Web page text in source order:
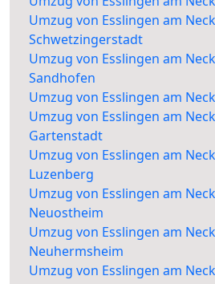
Umzug von Esslingen am
Schwetzingerstadt
Umzug von Esslingen am
Sandhofen
Umzug von Esslingen am
Umzug von Esslingen am
Gartenstadt
Umzug von Esslingen am
Luzenberg
Umzug von Esslingen am
Neuostheim
Umzug von Esslingen am
Neuhermsheim
Umzug von Esslingen am